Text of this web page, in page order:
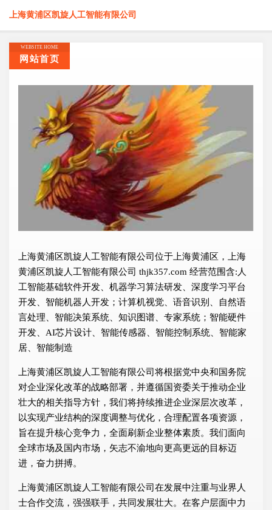
上海黄浦区凯旋人工智能有限公司
WEBSITE HOME
网站首页
上海黄浦区凯旋人工智能有限公司位于上海黄浦区，上海
黄浦区凯旋人工智能有限公司 thjk357.com 经营范围含:人
工智能基础软件开发、机器学习算法研发、深度学习平台
开发、智能机器人开发；计算机视觉、语音识别、自然语
言处理、智能决策系统、知识图谱、专家系统；智能硬件
开发、AI芯片设计、智能传感器、智能控制系统、智能家
居、智能制造
上海黄浦区凯旋人工智能有限公司将根据党中央和国务院
对企业深化改革的战略部署，并遵循国资委关于推动企业
壮大的相关指导方针，我们将持续推进企业深层次改革，
以实现产业结构的深度调整与优化，合理配置各项资源，
旨在提升核心竞争力，全面刷新企业整体素质。我们面向
全球市场及国内市场，矢志不渝地向更高更远的目标迈
进，奋力拼搏。
上海黄浦区凯旋人工智能有限公司在发展中注重与业界人
士合作交流，强强联手，共同发展壮大。在客户层面中力